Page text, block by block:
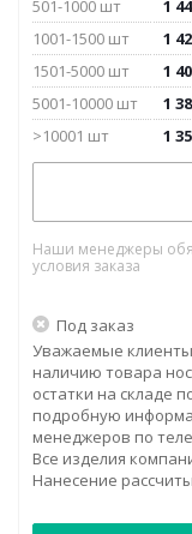
501-1000 шт
1
1001-1500 шт
1
1501-5000 шт
1
5001-10000 шт
1
>10001 шт
1
Наши менеджеры
условия заказа
Под заказ
Уважаемые
наличию товара
остатки на складе
подробную
менеджеров по
Все изделия
Нанесение